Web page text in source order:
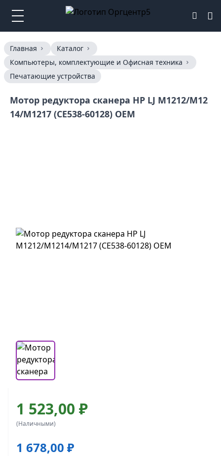
Главная
Каталог
Компьютеры, комплектующие и Офисная техника
Печатающие устройства
Мотор редуктора сканера HP LJ M1212/M12
14/M1217 (CE538-60128) OEM
1 523,00 ₽
(Наличными)
1 678,00 ₽